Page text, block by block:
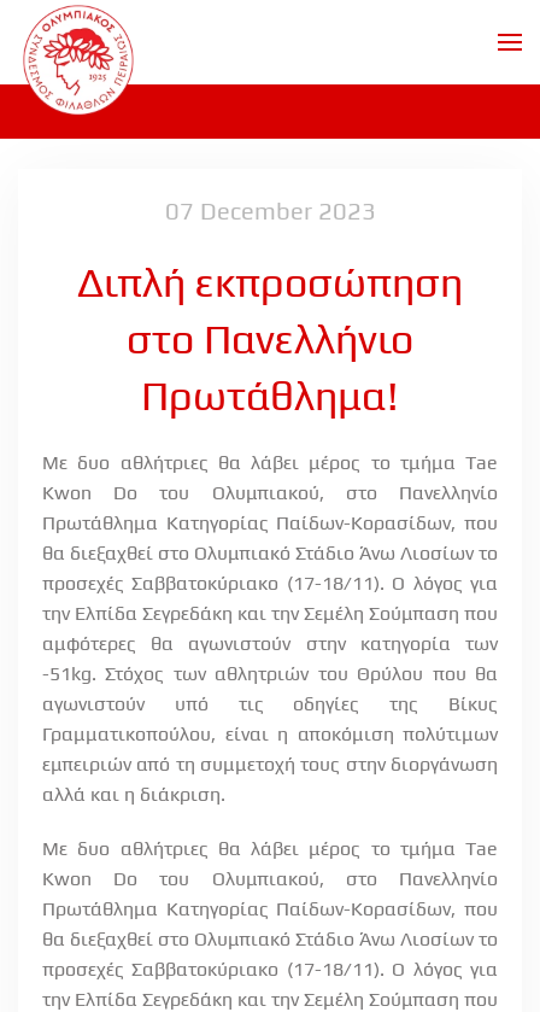
Skip to main content
07 December 2023
Διπλή εκπροσώπηση
στο Πανελλήνιο
Πρωτάθλημα!
Με δυο αθλήτριες θα λάβει μέρος το τμήμα Tae
Kwon
Do του Ολυμπιακού, στο Πανελληνίο
Πρωτάθλημα Κατηγορίας Παίδων-Κορασίδων, που
θα διεξαχθεί στο Ολυμπιακό Στάδιο Άνω Λιοσίων το
προσεχές Σαββατοκύριακο (17-18/11). Ο λόγος για
την Ελπίδα Σεγρεδάκη και την Σεμέλη Σούμπαση που
αμφότερες θα αγωνιστούν στην κατηγορία των
-51kg. Στόχος των αθλητριών του Θρύλου που θα
αγωνιστούν υπό τις οδηγίες της Βίκυς
Γραμματικοπούλου, είναι η αποκόμιση πολύτιμων
εμπειριών από τη συμμετοχή τους στην διοργάνωση
αλλά και η διάκριση.
Με δυο αθλήτριες θα λάβει μέρος το τμήμα Tae
Kwon
Do του Ολυμπιακού, στο Πανελληνίο
Πρωτάθλημα Κατηγορίας Παίδων-Κορασίδων, που
θα διεξαχθεί στο Ολυμπιακό Στάδιο Άνω Λιοσίων το
προσεχές Σαββατοκύριακο (17-18/11). Ο λόγος για
την Ελπίδα Σεγρεδάκη και την Σεμέλη Σούμπαση που